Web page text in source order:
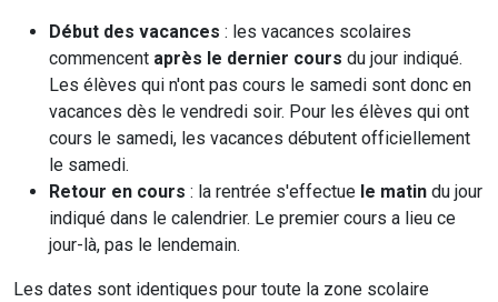
Début des vacances : les vacances scolaires
commencent après le dernier cours du jour indiqué.
Les élèves qui n'ont pas cours le samedi sont donc en
vacances dès le vendredi soir. Pour les élèves qui ont
cours le samedi, les vacances débutent officiellement
le samedi.
Retour en cours : la rentrée s'effectue le matin du jour
indiqué dans le calendrier. Le premier cours a lieu ce
jour-là, pas le lendemain.
Les dates sont identiques pour toute la zone scolaire